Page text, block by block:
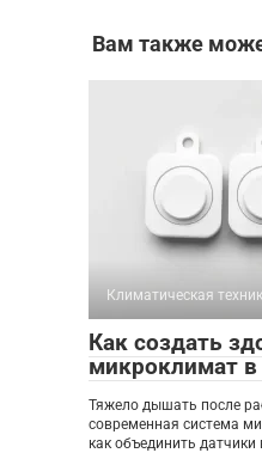
Вам также
Климатическая
Как создать
микроклимат
Тяжело дышать после
современная система
как объединить датчики